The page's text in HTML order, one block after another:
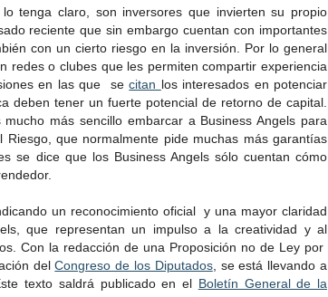
tenga claro, son inversores que invierten su propio
reciente que sin embargo cuentan con importantes
con un cierto riesgo en la inversión. Por lo general
redes o clubes que les permiten compartir experiencia
en las que secitan los interesados en potenciar
deben tener un fuerte potencial de retorno de capital.
más sencillo embarcar a Business Angels para
que normalmente pide muchas más garantías
se dice que los Business Angels sólo cuentan cómo
un reconocimiento oficial y una mayor claridad
que representan un impulso a la creatividad y al
Con la redacción de una Proposición no de Ley por
delCongreso de los Diputados, se está llevando a
texto saldrá publicado en el Boletín General de la